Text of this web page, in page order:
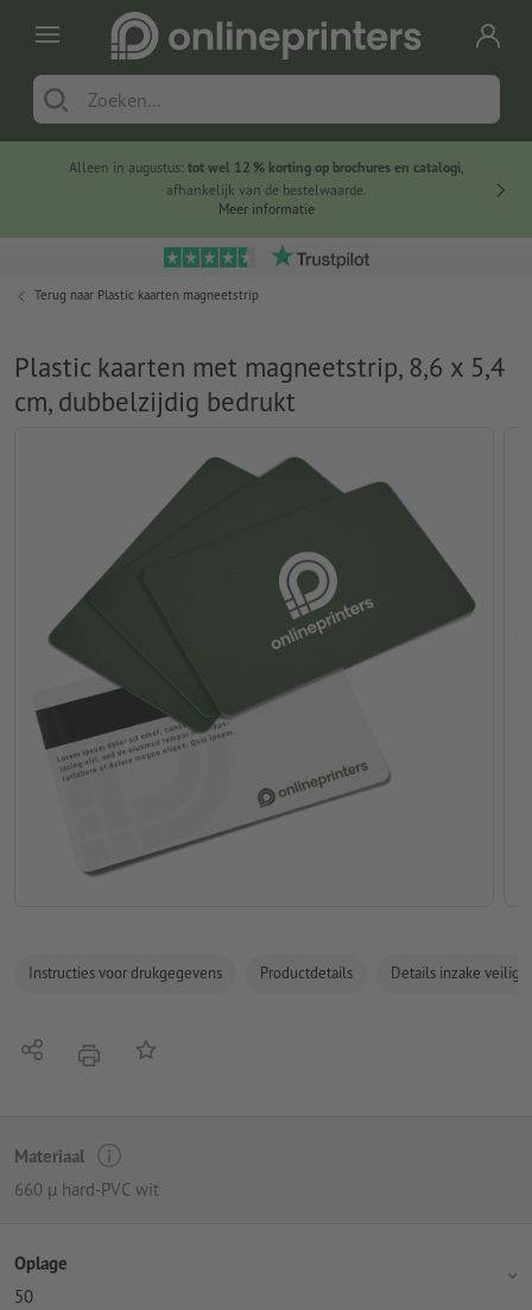
Alleen in augustus: tot wel 12 % korting op brochures en catalogi,
afhankelijk van de bestelwaarde.
Meer informatie
Terug naar Plastic kaarten magneetstrip
Plastic kaarten met magneetstrip, 8,6 x 5,4
cm, dubbelzijdig bedrukt
Instructies voor drukgegevens Productdetails Details inzake
Delen afdrukkenOp de lijst
Materiaal
660 µ hard-PVC wit
Oplage
50